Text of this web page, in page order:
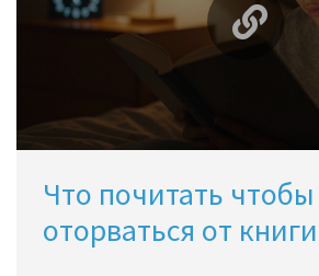
Что почитать
оторваться от